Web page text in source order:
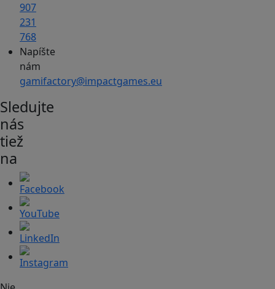
907
231
768
Napíšte
nám
gamifactory@impactgames.eu
Sledujte
nás
tiež
na